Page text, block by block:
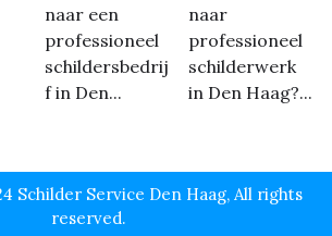
naar een
professioneel
schildersbedrij
f in Den...
naar
professioneel
schilderwerk
in Den Haag?...
Schilder Service Den Haag, All rights
reserved.